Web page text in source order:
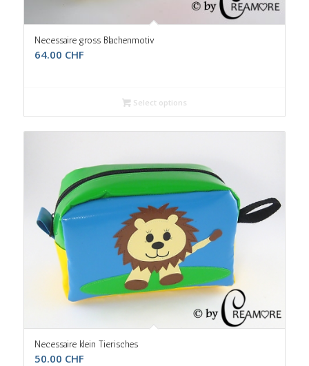
Necessaire gross Blachenmotiv
64.00 CHF
Select options
Necessaire klein Tierisches
50.00 CHF